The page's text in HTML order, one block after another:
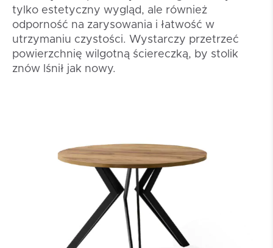
tylko estetyczny wygląd, ale również
odporność na zarysowania i łatwość w
utrzymaniu czystości. Wystarczy przetrzeć
powierzchnię wilgotną ściereczką, by stolik
znów lśnił jak nowy.